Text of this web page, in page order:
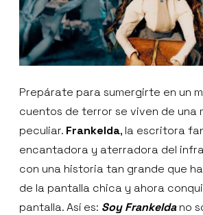
Prepárate para sumergirte en un
cuentos de terror se viven de una
peculiar. Frankelda, la escritora
encantadora y aterradora del
con una historia tan grande que
de la pantalla chica y ahora
pantalla. Así es: Soy Frankeldano